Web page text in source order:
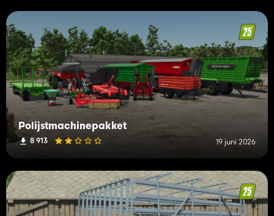
Polijstmachinepakket
8 913 19 juni 2026